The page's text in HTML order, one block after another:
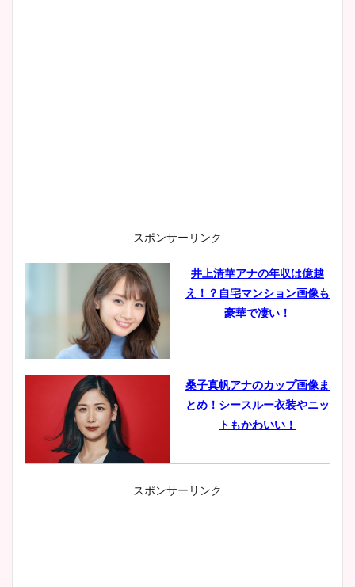
スポンサーリンク
井上清華アナの年収は億越
え！？自宅マンション画像も
豪華で凄い！
桑子真帆アナのカップ画像ま
とめ！シースルー衣装やニッ
トもかわいい！
小室瑛莉子のカップ画像まと
スポンサーリンク